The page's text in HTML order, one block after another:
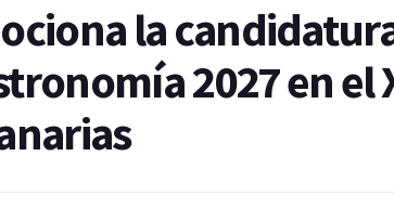
la
2027 en el